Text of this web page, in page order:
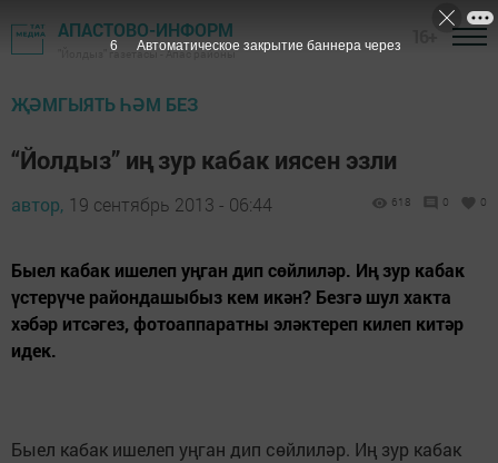
АПАСТОВО-ИНФОРМ
"Йолдыз" газетасы - Апас районы
ҖӘМГЫЯТЬ ҺӘМ БЕЗ
“Йолдыз” иң зур кабак иясен эзли
автор, 19 сентябрь 2013 - 06:44 618 0 0
Быел кабак ишелеп уңган дип сөйлиләр. Иң зур кабак
үстерүче райондашыбыз кем икән? Безгә шул хакта
хәбәр итсәгез, фотоаппаратны эләктереп килеп китәр
идек.
Быел кабак ишелеп уңган дип сөйлиләр. Иң зур кабак
5 Автоматическое закрытие баннера через